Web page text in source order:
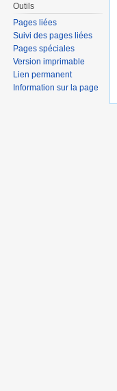
Outils
Pages liées
Suivi des pages liées
Pages spéciales
Version imprimable
Lien permanent
Information sur la page